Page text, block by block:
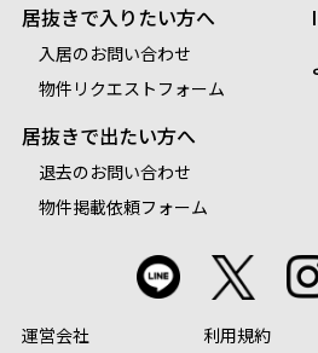
居抜きで入りたい方へ
入居のお問い合わせ
物件リクエストフォーム
居抜きで出たい方へ
退去のお問い合わせ
物件掲載依頼フォーム
運営会社 利用規約